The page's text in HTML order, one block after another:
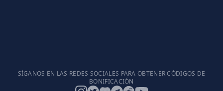
SÍGANOS EN LAS REDES SOCIALES PARA OBTENER CÓDIGOS DE
BONIFICACIÓN